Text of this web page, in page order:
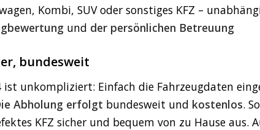
Kombi, SUV oder sonstiges KFZ –
und der persönlichen Betreuung
bundesweit
unkompliziert: Einfach die Fahrzeugdaten
Abholung erfolgt bundesweit und kostenlos.
KFZ sicher und bequem von zu Hause aus.